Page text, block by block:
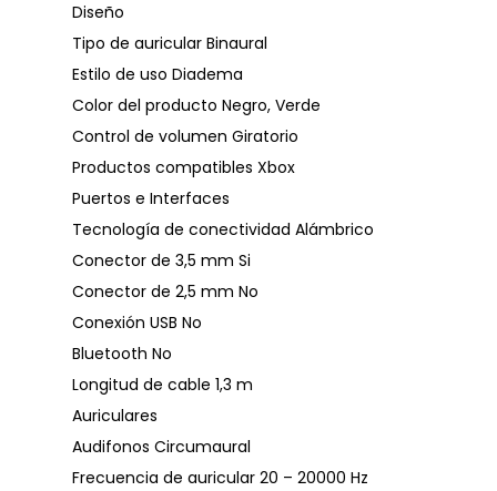
Diseño
Tipo de auricular Binaural
Estilo de uso Diadema
Color del producto Negro, Verde
Control de volumen Giratorio
Productos compatibles Xbox
Puertos e Interfaces
Tecnología de conectividad Alámbrico
Conector de 3,5 mm Si
Conector de 2,5 mm No
Conexión USB No
Bluetooth No
Longitud de cable 1,3 m
Auriculares
Audifonos Circumaural
Frecuencia de auricular 20 – 20000 Hz